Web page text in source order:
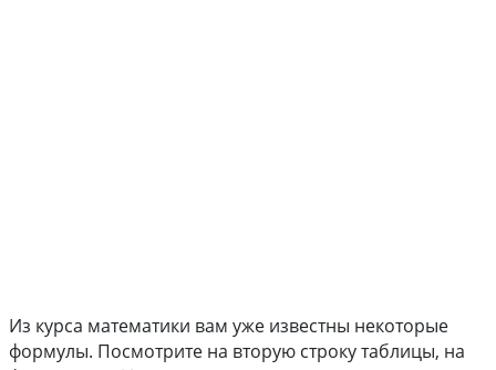
Из курса математики вам уже известны некоторые
формулы. Посмотрите на вторую строку таблицы, на